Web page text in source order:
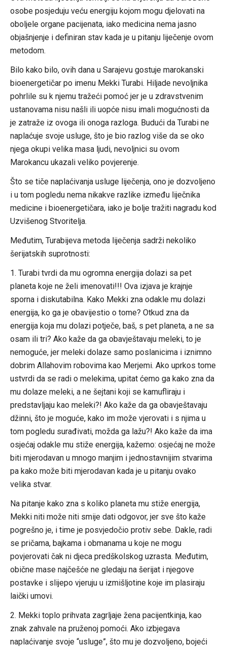
osobe posjeduju veću energiju kojom mogu djelovati na
oboljele organe pacijenata, iako medicina nema jasno
objašnjenje i definiran stav kada je u pitanju liječenje ovom
metodom.
Bilo kako bilo, ovih dana u Sarajevu gostuje marokanski
bioenergetičar po imenu Mekki Turabi. Hiljade nevoljnika
pohrlile su k njemu tražeći pomoć jer je u zdravstvenim
ustanovama nisu našli ili uopće nisu imali mogućnosti da
je zatraže iz ovoga ili onoga razloga. Budući da Turabi ne
naplaćuje svoje usluge, što je bio razlog više da se oko
njega okupi velika masa ljudi, nevoljnici su ovom
Marokancu ukazali veliko povjerenje.
Što se tiče naplaćivanja usluge liječenja, ono je dozvoljeno
i u tom pogledu nema nikakve razlike između liječnika
medicine i bioenergetičara, iako je bolje tražiti nagradu kod
Uzvišenog Stvoritelja.
Međutim, Turabijeva metoda liječenja sadrži nekoliko
šerijatskih suprotnosti:
1. Turabi tvrdi da mu ogromna energija dolazi sa pet
planeta koje ne želi imenovati!!! Ova izjava je krajnje
sporna i diskutabilna. Kako Mekki zna odakle mu dolazi
energija, ko ga je obavijestio o tome? Otkud zna da
energija koja mu dolazi potječe, baš, s pet planeta, a ne sa
osam ili tri? Ako kaže da ga obavještavaju meleki, to je
nemoguće, jer meleki dolaze samo poslanicima i iznimno
dobrim Allahovim robovima kao Merjemi. Ako uprkos tome
ustvrdi da se radi o melekima, upitat ćemo ga kako zna da
mu dolaze meleki, a ne šejtani koji se kamufliraju i
predstavljaju kao meleki?! Ako kaže da ga obavještavaju
džinni, što je moguće, kako im može vjerovati i s njima u
tom pogledu surađivati, možda ga lažu?! Ako kaže da ima
osjećaj odakle mu stiže energija, kažemo: osjećaj ne može
biti mjerodavan u mnogo manjim i jednostavnijim stvarima
pa kako može biti mjerodavan kada je u pitanju ovako
velika stvar.
Na pitanje kako zna s koliko planeta mu stiže energija,
Mekki niti može niti smije dati odgovor, jer sve što kaže
pogrešno je, i time je posvjedočio protiv sebe. Dakle, radi
se pričama, bajkama i obmanama u koje ne mogu
povjerovati čak ni djeca predškolskog uzrasta. Međutim,
obične mase najčešće ne gledaju na šerijat i njegove
postavke i slijepo vjeruju u izmišljotine koje im plasiraju
laički umovi.
2. Mekki toplo prihvata zagrljaje žena pacijentkinja, kao
znak zahvale na pruženoj pomoći. Ako izbjegava
naplaćivanje svoje “usluge”, što mu je dozvoljeno, bojeći